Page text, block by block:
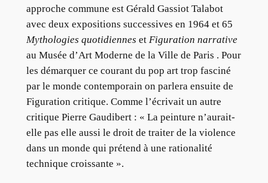
approche commune est Gérald Gassiot Talabot
avec deux expositions successives en 1964 et 65
Mythologies quotidiennes et Figuration narrative
au Musée d’Art Moderne de la Ville de Paris . Pour
les démarquer ce courant du pop art trop fasciné
par le monde contemporain on parlera ensuite de
Figuration critique. Comme l’écrivait un autre
critique Pierre Gaudibert : « La peinture n’aurait-
elle pas elle aussi le droit de traiter de la violence
dans un monde qui prétend à une rationalité
technique croissante ».